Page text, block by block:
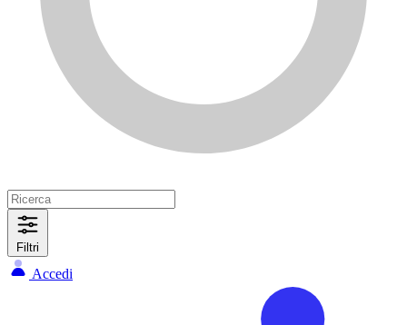
Filtri
Accedi